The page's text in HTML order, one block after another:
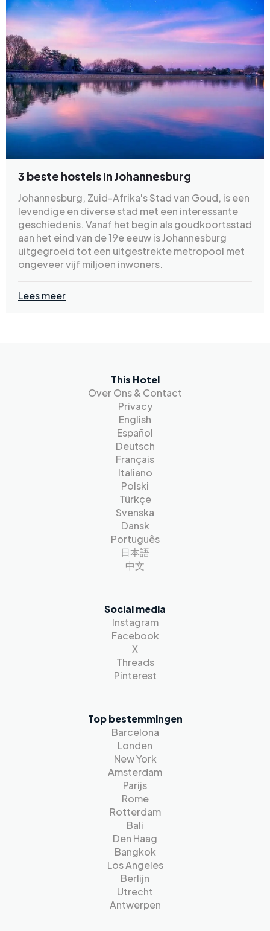
3 beste hostels in Johannesburg
Johannesburg, Zuid-Afrika's Stad van Goud, is een
levendige en diverse stad met een interessante
geschiedenis. Vanaf het begin als goudkoortsstad
aan het eind van de 19e eeuw is Johannesburg
uitgegroeid tot een uitgestrekte metropool met
ongeveer vijf miljoen inwoners.
Lees meer
This Hotel
Over Ons & Contact
Privacy
English
Español
Deutsch
Français
Italiano
Polski
Türkçe
Svenska
Dansk
Português
日本語
中文
Social media
Instagram
Facebook
X
Threads
Pinterest
Top bestemmingen
Barcelona
Londen
New York
Amsterdam
Parijs
Rome
Rotterdam
Bali
Den Haag
Bangkok
Los Angeles
Berlijn
Utrecht
Antwerpen